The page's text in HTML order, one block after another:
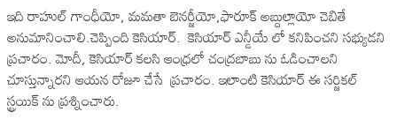
ఇది రాహుల్ గాంధీయో, మమతా బెనర్జీయో,ఫారూక్ అబ్దుల్లాయో చెబితే
అనుమానించాలి.చెప్పింది కెసియార్. కెసియార్ ఎన్డీయే లో కనిపించని సభ్యుడని
ప్రచారం. మోదీ, కెసియార్ కలసి ఆంధ్రలో చంద్రబాబు ను ఓడించాలని
చూస్తున్నారని ఆయన రోజూ చేసే ప్రచారం. ఇలాంటి కెసియార్ ఈ సర్జికల్
స్ట్రయిక్ ను ప్రశ్నించారు.